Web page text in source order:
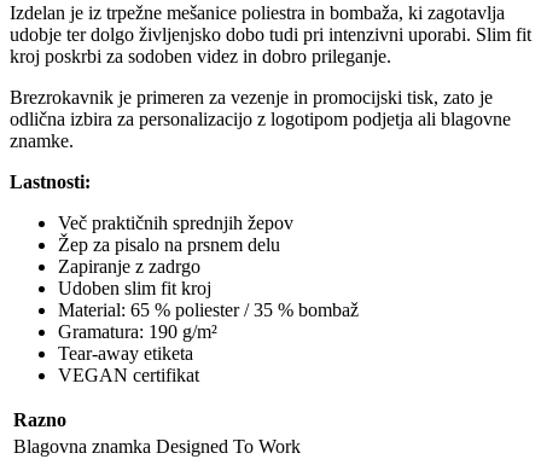
Izdelan je iz trpežne mešanice poliestra in bombaža, ki zagotavlja
udobje ter dolgo življenjsko dobo tudi pri intenzivni uporabi. Slim fit
kroj poskrbi za sodoben videz in dobro prileganje.
Brezrokavnik je primeren za vezenje in promocijski tisk, zato je
odlična izbira za personalizacijo z logotipom podjetja ali blagovne
znamke.
Lastnosti:
Več praktičnih sprednjih žepov
Žep za pisalo na prsnem delu
Zapiranje z zadrgo
Udoben slim fit kroj
Material: 65 % poliester / 35 % bombaž
Gramatura: 190 g/m²
Tear-away etiketa
VEGAN certifikat
Razno
Blagovna znamka Designed To Work